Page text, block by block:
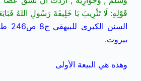
قَوْلِهِ: لَا تَثْرِيبَ يَا خَلِيفَةَ رَسُولِ اللهُ
بيروت.
وهذه هي البيعة الأولى